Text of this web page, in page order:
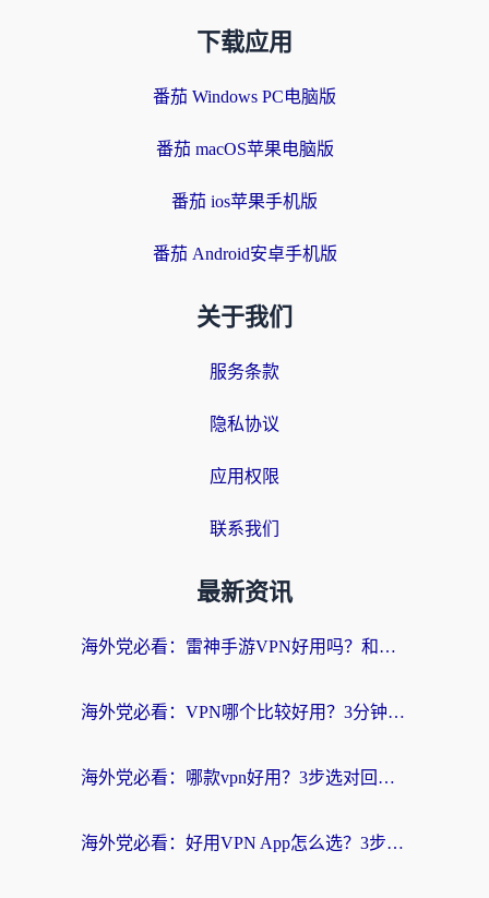
下载应用
番茄 Windows PC电脑版
番茄 macOS苹果电脑版
番茄 ios苹果手机版
番茄 Android安卓手机版
关于我们
服务条款
隐私协议
应用权限
联系我们
最新资讯
海外党必看：雷神手游VPN好用吗？和天速回国VPN对比哪个回国效果更好？附实用加速器选择指南
海外党必看：VPN哪个比较好用？3分钟找到适合你的回国加速方案
海外党必看：哪款vpn好用？3步选对回国加速器，无缝刷剧玩游戏
海外党必看：好用VPN App怎么选？3步教你无缝访问国内资源